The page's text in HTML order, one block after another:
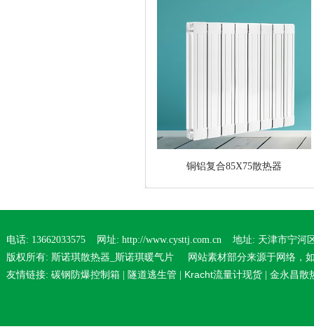
铜铝复合85X75散热器
电话: 13662033575 网址: http://www.cysttj.com.cn 地址: 天津市宁河
版权所有: 斯诺琪散热器_斯诺琪暖气片 网站素材部分来源于网络，
友情链接: 碳钢防爆控制箱 隧道逃生管 Kracht流量计现货 金永昌散